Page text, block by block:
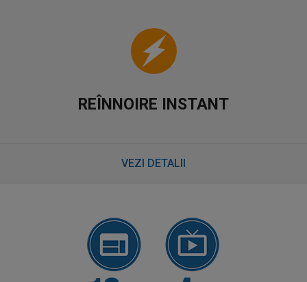
REÎNNOIRE INSTANT
VEZI DETALII